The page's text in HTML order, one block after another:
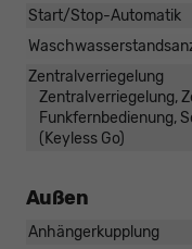
Start/Stop-Automatik
Zentralverriegelung
Zentralverriegelung,
Funkfernbedienung,
(Keyless Go)
Außen
Anhängerkupplung